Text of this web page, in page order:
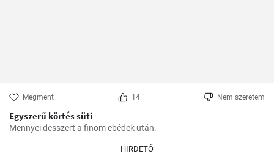
Megment 14 Nem szeretem
Egyszerű körtés süti
Mennyei desszert a finom ebédek után.
HIRDETŐ